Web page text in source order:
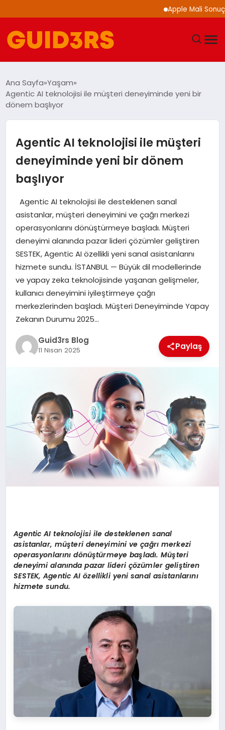
Apple Mali
YAŞAM
SPOR
SAĞLIK
EKONOMI
MAGAZIN
EĞITIM
Ana Sayfa Yaşam
Agentic AI teknolojisi ile müşteri deneyiminde yeni bir
dönem başlıyor
Agentic AI teknolojisi ile müşteri
deneyiminde yeni bir dönem
başlıyor
Agentic AI teknolojisi ile desteklenen sanal
asistanlar, müşteri deneyimini ve çağrı merkezi
operasyonlarını dönüştürmeye başladı. Müşteri
deneyimi alanında pazar lideri çözümler geliştiren
SESTEK, Agentic AI özellikli yeni sanal asistanlarını
hizmete sundu. İSTANBUL — Büyük dil modellerinde
ve yapay zeka teknolojisinde yaşanan gelişmeler,
kullanıcı deneyimini iyileştirmeye çağrı
merkezlerinden başladı. Müşteri Deneyiminde Yapay
Zekanın Durumu 2025…
Guid3rs Blog
11 Nisan 2025 Paylaş
Agentic AI teknolojisi ile desteklenen sanal
asistanlar, müşteri deneyimini ve çağrı merkezi
operasyonlarını dönüştürmeye başladı. Müşteri
deneyimi alanında pazar lideri çözümler geliştiren
SESTEK, Agentic AI özellikli yeni sanal asistanlarını
hizmete sundu.